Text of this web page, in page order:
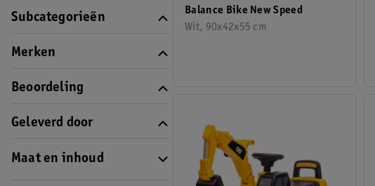
Subcategorieën
Merken
Beoordeling
Geleverd door
Maat en inhoud
Balance Bike New Speed
Wit, 90x42x55 cm